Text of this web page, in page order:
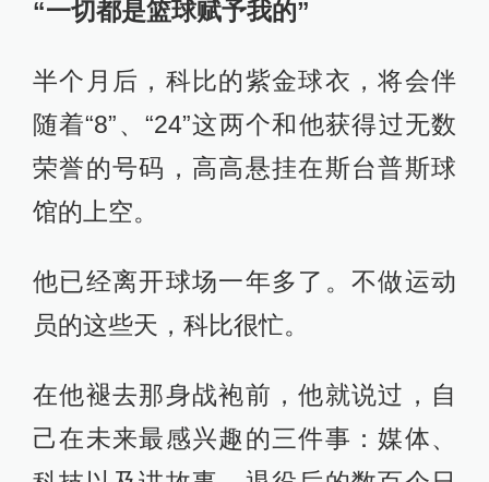
“一切都是篮球赋予我的”
半个月后，科比的紫金球衣，将会伴
随着“8”、“24”这两个和他获得过无数
荣誉的号码，高高悬挂在斯台普斯球
馆的上空。
他已经离开球场一年多了。不做运动
员的这些天，科比很忙。
在他褪去那身战袍前，他就说过，自
己在未来最感兴趣的三件事：媒体、